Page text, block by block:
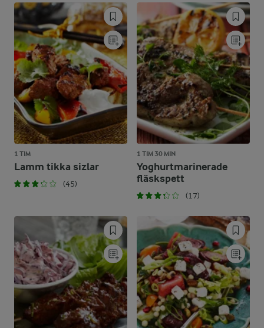
1 TIM
Lamm tikka sizlar
(45)
1 TIM 30 MIN
Yoghurtmarinerade
fläskspett
(17)